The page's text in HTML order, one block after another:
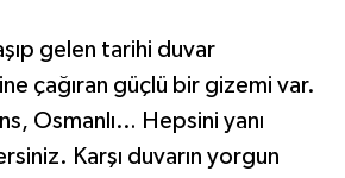
gelen tarihi duvar
çağıran güçlü bir gizemi var.
Osmanlı… Hepsini yanı
Karşı duvarın yorgun